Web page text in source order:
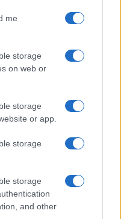
me
storage
on web or
storage
or app.
storage
storage
and other
architettura e